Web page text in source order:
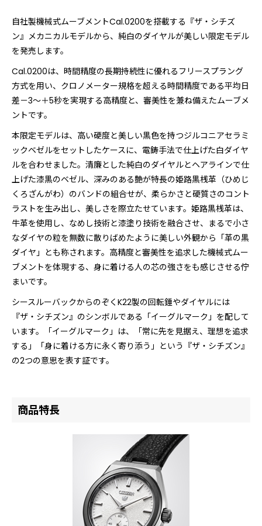
自社製機械式ムーブメントCal.0200を搭載する『ザ・シチズ
ン』メカニカルモデルから、純白のダイヤルが美しい限定モデル
を発売します。
Cal.0200は、時間精度の長期持続性に優れるフリースプラング
方式を用い、クロノメーター規格を超える時間精度である平均日
差－3～＋5秒を実現する高精度と、審美性を兼ね備えたムーブメ
ントです。
本限定モデルは、⾼い硬度と美しい黒色を持つジルコニアセラミ
ックベゼルをセットしたケースに、電鋳手法で仕上げた白ダイヤ
ルを合わせました。清廉とした純白のダイヤルとヘアラインで仕
上げた漆黒のベゼル、深みのある艶が特長の姫路黒桟革（ひめじ
くろざんがわ）のバンドの組合せが、柔らかさと硬質さのコント
ラストを生み出し、美しさを際立たせています。姫路黒桟革は、
牛革を使用し、なめし技術と漆塗り技術を融合させ、まるで小さ
なダイヤの粒を無数に散りばめたように美しい外観から「革の黒
ダイヤ」とも称されます。高精度と審美性を追求した機械式ムー
ブメントを体現する、身に着ける人の芯の強さをも感じさせる佇
まいです。
シースルーバックからのぞくK22製の回転錘やダイヤルには
『ザ・シチズン』のシンボルである「イーグルマーク」を配して
います。「イーグルマーク」は、「常に先を見据え、理想を追求
する」「身に着ける方に永く寄り添う」という『ザ・シチズン』
の2つの意思を表す証です。
商品特長